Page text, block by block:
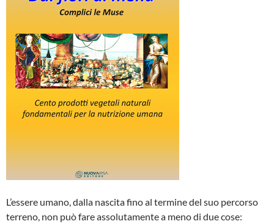
L’essere umano, dalla nascita fino al termine del suo percorso
terreno, non può fare assolutamente a meno di due cose: